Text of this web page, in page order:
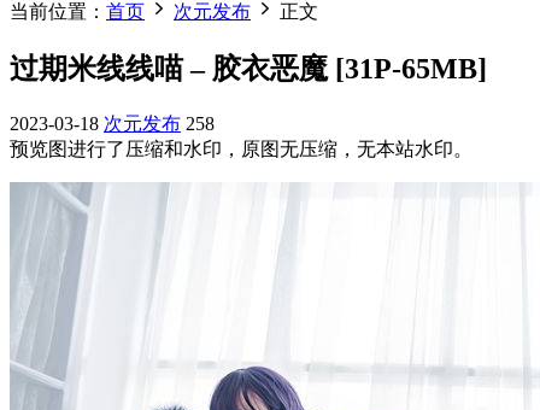
当前位置： 首页 次元发布 正文
过期米线线喵 – 胶衣恶魔 [31P-65MB]
2023-03-18 次元发布 258
预览图进行了压缩和水印，原图无压缩，无本站水印。